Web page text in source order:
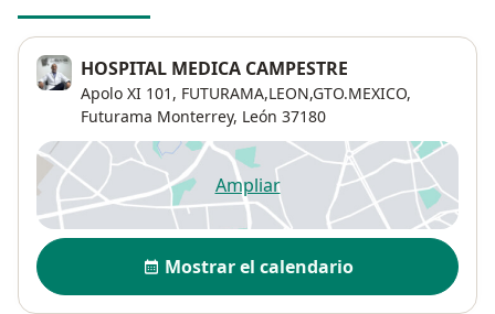
HOSPITAL MEDICA CAMPESTRE
Apolo XI 101, FUTURAMA,LEON,GTO.MEXICO,
Futurama Monterrey, León 37180
Ampliarse abre en una nueva
Disponibilidad
Mostrar el calendario